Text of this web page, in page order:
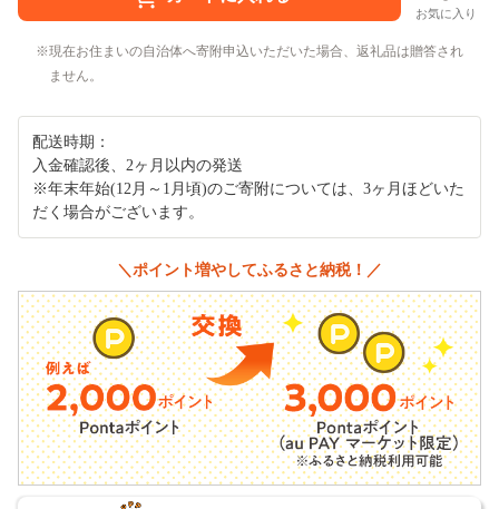
お気に入り
現在お住まいの自治体へ寄附申込いただいた場合、返礼品は贈答され
ません。
配送時期：
入金確認後、2ヶ月以内の発送
※年末年始(12月～1月頃)のご寄附については、3ヶ月ほどいた
だく場合がございます。
＼ポイント増やしてふるさと納税！／